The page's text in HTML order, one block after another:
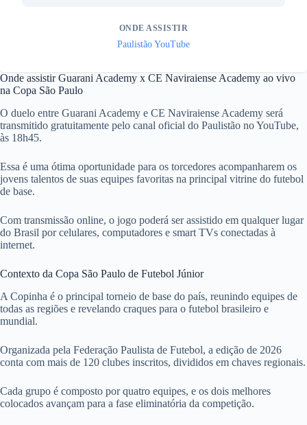
ONDE ASSISTIR
Paulistão YouTube
Onde assistir Guarani Academy x CE Naviraiense Academy ao vivo
na Copa São Paulo
O duelo entre Guarani Academy e CE Naviraiense Academy será
transmitido gratuitamente pelo canal oficial do Paulistão no YouTube,
às 18h45.
Essa é uma ótima oportunidade para os torcedores acompanharem os
jovens talentos de suas equipes favoritas na principal vitrine do futebol
de base.
Com transmissão online, o jogo poderá ser assistido em qualquer lugar
do Brasil por celulares, computadores e smart TVs conectadas à
internet.
Contexto da Copa São Paulo de Futebol Júnior
A Copinha é o principal torneio de base do país, reunindo equipes de
todas as regiões e revelando craques para o futebol brasileiro e
mundial.
Organizada pela Federação Paulista de Futebol, a edição de 2026
conta com mais de 120 clubes inscritos, divididos em chaves regionais.
Cada grupo é composto por quatro equipes, e os dois melhores
colocados avançam para a fase eliminatória da competição.